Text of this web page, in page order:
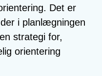
Det er
i planlægningen
strategi for,
orientering